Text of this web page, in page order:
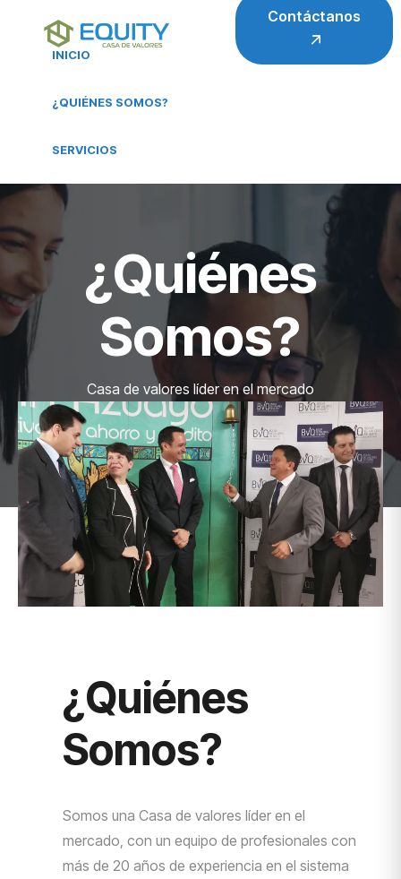
INICIO
¿QUIÉNES SOMOS?
SERVICIOS
Contáctanos
¿Quiénes
Somos?
Casa de valores líder en el mercado
HOME ¿QUIÉNES SOMOS?
¿Quiénes
Somos?
Somos una Casa de valores líder en el
mercado, con un equipo de profesionales con
más de 20 años de experiencia en el sistema